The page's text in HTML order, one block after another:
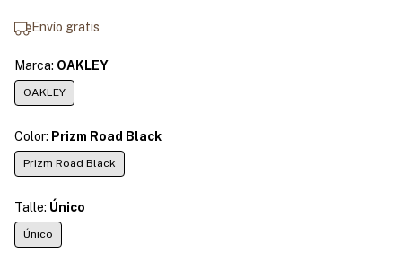
Envío gratis
Marca: OAKLEY
OAKLEY
Color: Prizm Road Black
Prizm Road Black
Talle: Único
Único